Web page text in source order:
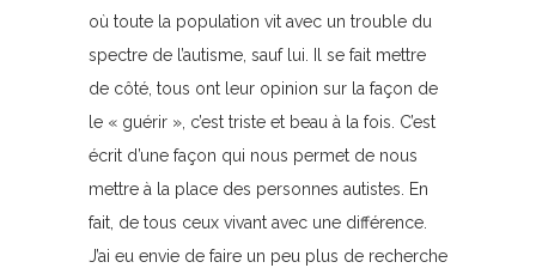
où toute la population vit avec un trouble du
spectre de l’autisme, sauf lui. Il se fait mettre
de côté, tous ont leur opinion sur la façon de
le « guérir », c’est triste et beau à la fois. C’est
écrit d’une façon qui nous permet de nous
mettre à la place des personnes autistes. En
fait, de tous ceux vivant avec une différence.
J’ai eu envie de faire un peu plus de recherche